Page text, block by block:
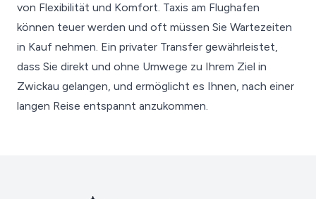
von Flexibilität und Komfort. Taxis am Flughafen
können teuer werden und oft müssen Sie Wartezeiten
in Kauf nehmen. Ein privater Transfer gewährleistet,
dass Sie direkt und ohne Umwege zu Ihrem Ziel in
Zwickau gelangen, und ermöglicht es Ihnen, nach einer
langen Reise entspannt anzukommen.